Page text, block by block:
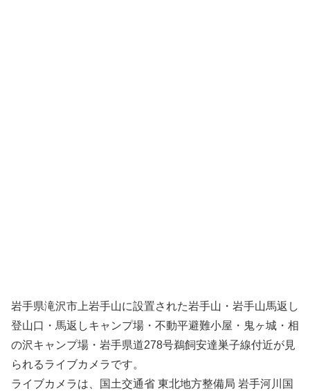
岩手県滝沢市上岩手山に設置された岩手山・岩手山馬返し
登山口・馬返しキャンプ場・不動平避難小屋・鬼ヶ城・相
の沢キャンプ場・岩手県道278号鵜飼安達巣子線付近が見
られるライブカメラです。
ライブカメラは、国土交通省 東北地方整備局 岩手河川国